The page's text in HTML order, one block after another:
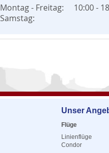
Montag - Freitag:
10:00 -
Samstag:
Unser
Flüge
Linienflüge
Condor